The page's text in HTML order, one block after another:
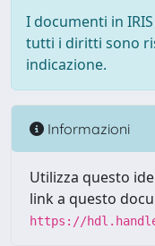
I documenti in
tutti i diritti sono
indicazione.
Informazioni
Utilizza questo
link a questo
https://